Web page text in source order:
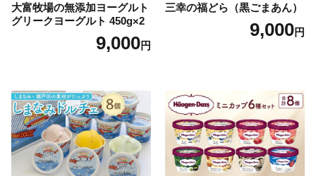
大富牧場の無添加ヨーグルト
グリークヨーグルト 450g×2
9,000円
三幸の福どら（黒ごまあん）
9,000円